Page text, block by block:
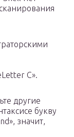
C».
другие
букву
значит,